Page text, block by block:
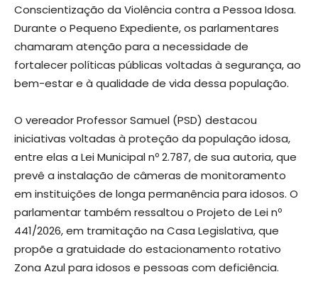
Conscientização da Violência contra a Pessoa Idosa.
Durante o Pequeno Expediente, os parlamentares
chamaram atenção para a necessidade de
fortalecer políticas públicas voltadas à segurança, ao
bem-estar e à qualidade de vida dessa população.
O vereador Professor Samuel (PSD) destacou
iniciativas voltadas à proteção da população idosa,
entre elas a Lei Municipal nº 2.787, de sua autoria, que
prevê a instalação de câmeras de monitoramento
em instituições de longa permanência para idosos. O
parlamentar também ressaltou o Projeto de Lei nº
441/2026, em tramitação na Casa Legislativa, que
propõe a gratuidade do estacionamento rotativo
Zona Azul para idosos e pessoas com deficiência.